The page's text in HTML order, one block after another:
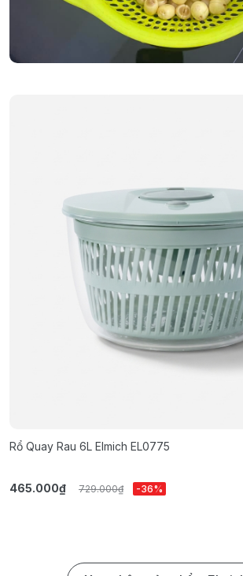
Rổ Quay Rau 6L Elmich EL0775
465.000₫ 729.000₫ -36%